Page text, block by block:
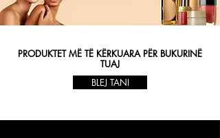
PRODUKTET MË TË KËRKUARA PËR BUKURINË
TUAJ
BLEJ TANI